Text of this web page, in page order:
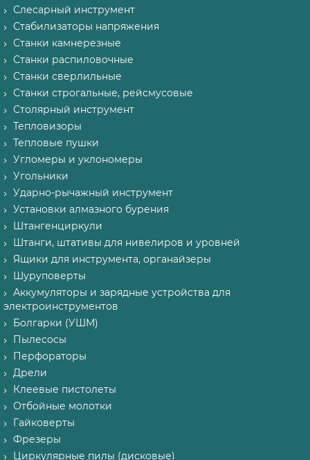
Слесарный инструмент
Стабилизаторы напряжения
Станки камнерезные
Станки распиловочные
Станки сверлильные
Станки строгальные, рейсмусовые
Столярный инструмент
Тепловизоры
Тепловые пушки
Угломеры и уклономеры
Угольники
Ударно-рычажный инструмент
Установки алмазного бурения
Штангенциркули
Штанги, штативы для нивелиров и уровней
Ящики для инструмента, органайзеры
Шуруповерты
Аккумуляторы и зарядные устройства для
электроинструментов
Болгарки (УШМ)
Пылесосы
Перфораторы
Дрели
Клеевые пистолеты
Отбойные молотки
Гайковерты
Фрезеры
Циркулярные пилы (дисковые)